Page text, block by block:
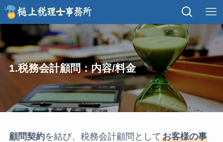
1.税務会計顧問：内容/料金
顧問契約を結び、税務会計顧問としてお客様の事